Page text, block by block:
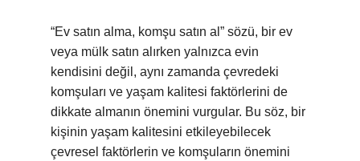
“Ev satın alma, komşu satın al” sözü, bir ev
veya mülk satın alırken yalnızca evin
kendisini değil, aynı zamanda çevredeki
komşuları ve yaşam kalitesi faktörlerini de
dikkate almanın önemini vurgular. Bu söz, bir
kişinin yaşam kalitesini etkileyebilecek
çevresel faktörlerin ve komşuların önemini